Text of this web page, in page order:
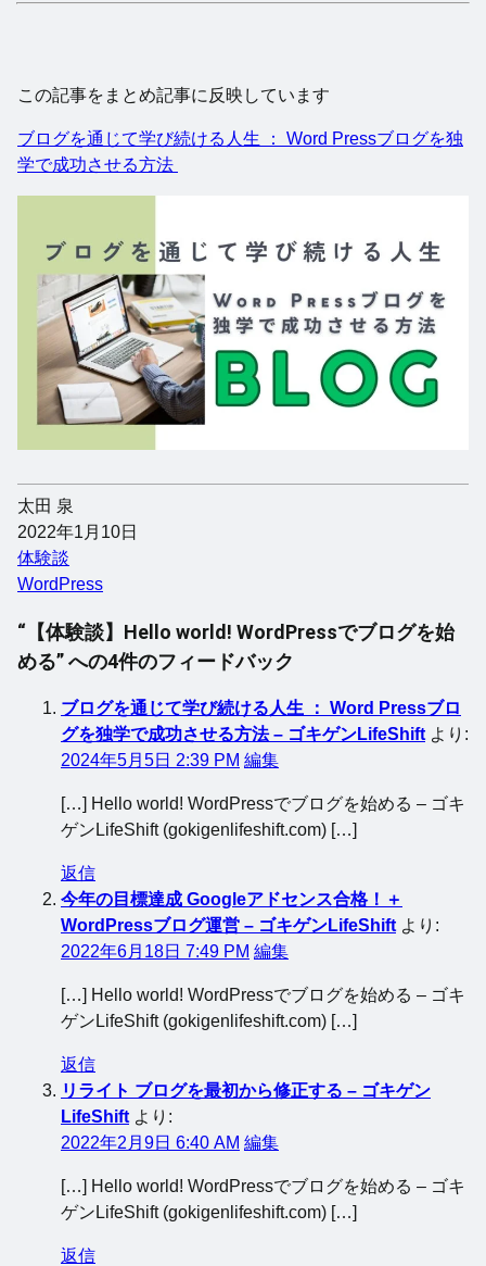
この記事をまとめ記事に反映しています
ブログを通じて学び続ける人生 ： Word Pressブログを独
学で成功させる方法
太田 泉
2022年1月10日
体験談
WordPress
“【体験談】Hello world! WordPressでブログを始
める” への4件のフィードバック
ブログを通じて学び続ける人生 ： Word Pressブロ
グを独学で成功させる方法 – ゴキゲンLifeShift より:
2024年5月5日 2:39 PM 編集
[…] Hello world! WordPressでブログを始める – ゴキ
ゲンLifeShift (gokigenlifeshift.com) […]
返信
今年の目標達成 Googleアドセンス合格！＋
WordPressブログ運営 – ゴキゲンLifeShift より:
2022年6月18日 7:49 PM 編集
[…] Hello world! WordPressでブログを始める – ゴキ
ゲンLifeShift (gokigenlifeshift.com) […]
返信
リライト ブログを最初から修正する – ゴキゲン
LifeShift より:
2022年2月9日 6:40 AM 編集
[…] Hello world! WordPressでブログを始める – ゴキ
ゲンLifeShift (gokigenlifeshift.com) […]
返信